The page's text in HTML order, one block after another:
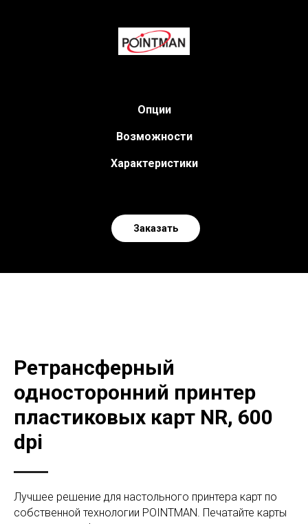
Опции
Возможности
Характеристики
Заказать
Ретрансферный
односторонний принтер
пластиковых карт NR, 600
dpi
Лучшее решение для настольного принтера карт по
собственной технологии POINTMAN. Печатайте карты